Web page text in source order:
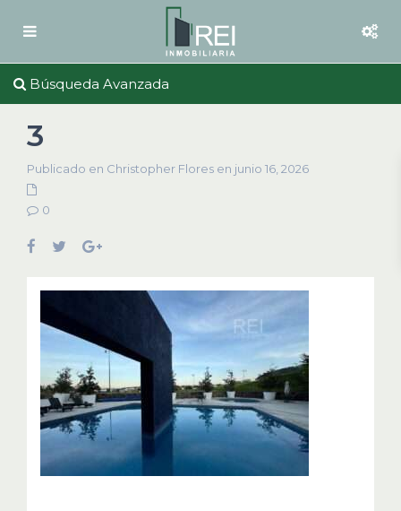
Búsqueda Avanzada
3
Publicado en Christopher Flores en junio 16, 2026
0